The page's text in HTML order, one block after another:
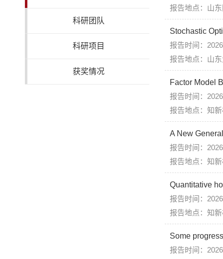
科研团队
科研项目
获奖情况
报告地点：山
Stochastic
报告时间：
报告地点：山
Factor Model
报告时间：
报告地点：知
A New
报告时间：
报告地点：知
Quantitative
报告时间：
报告地点：知
Some
报告时间：